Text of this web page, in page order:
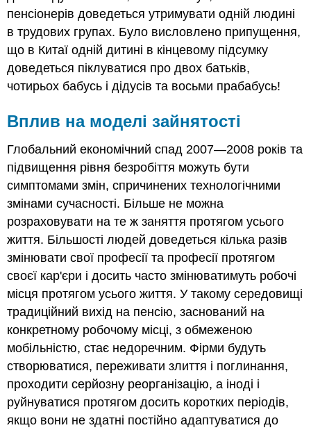
пенсіонерів доведеться утримувати одній людині
в трудових групах. Було висловлено припущення,
що в Китаї одній дитині в кінцевому підсумку
доведеться піклуватися про двох батьків,
чотирьох бабусь і дідусів та восьми прабабусь!
Вплив на моделі зайнятості
Глобальний економічний спад 2007—2008 років та
підвищення рівня безробіття можуть бути
симптомами змін, спричинених технологічними
змінами сучасності. Більше не можна
розраховувати на те ж заняття протягом усього
життя. Більшості людей доведеться кілька разів
змінювати свої професії та професії протягом
своєї кар'єри і досить часто змінюватимуть робочі
місця протягом усього життя. У такому середовищі
традиційний вихід на пенсію, заснований на
конкретному робочому місці, з обмеженою
мобільністю, стає недоречним. Фірми будуть
створюватися, переживати злиття і поглинання,
проходити серйозну реорганізацію, а іноді і
руйнуватися протягом досить коротких періодів,
якщо вони не здатні постійно адаптуватися до